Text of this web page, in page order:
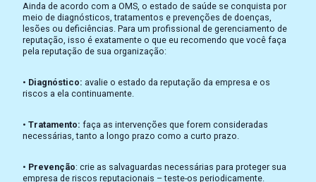
Ainda de acordo com a OMS, o estado de saúde se conquista por
meio de diagnósticos, tratamentos e prevenções de doenças,
lesões ou deficiências. Para um profissional de gerenciamento de
reputação, isso é exatamente o que eu recomendo que você faça
pela reputação de sua organização:
• Diagnóstico: avalie o estado da reputação da empresa e os
riscos a ela continuamente.
• Tratamento: faça as intervenções que forem consideradas
necessárias, tanto a longo prazo como a curto prazo.
• Prevenção: crie as salvaguardas necessárias para proteger sua
empresa de riscos reputacionais – teste-os periodicamente.